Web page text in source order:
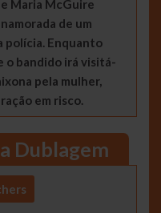
Maria McGuire
de um
polícia. Enquanto
o bandido irá visitá-
pela mulher,
em risco.
Dublagem